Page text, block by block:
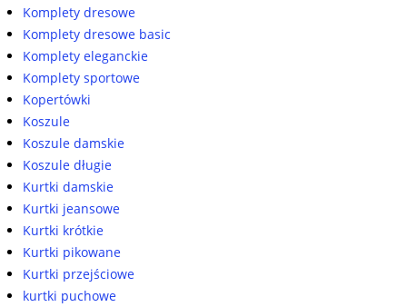
Komplety dresowe
Komplety dresowe basic
Komplety eleganckie
Komplety sportowe
Kopertówki
Koszule
Koszule damskie
Koszule długie
Kurtki damskie
Kurtki jeansowe
Kurtki krótkie
Kurtki pikowane
Kurtki przejściowe
kurtki puchowe